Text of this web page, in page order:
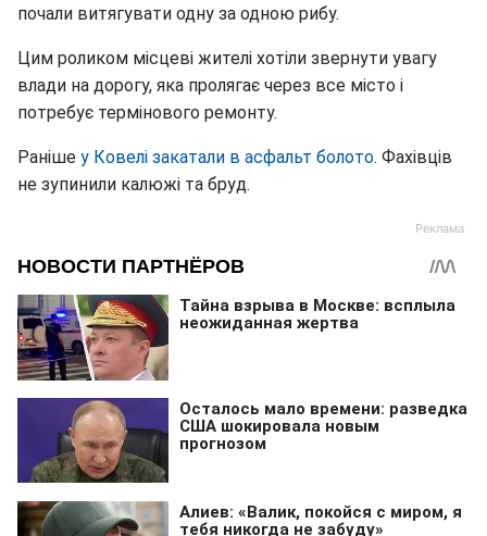
почали витягувати одну за одною рибу.
Цим роликом місцеві жителі хотіли звернути увагу
влади на дорогу, яка пролягає через все місто і
потребує термінового ремонту.
Раніше у Ковелі закатали в асфальт болото. Фахівців
не зупинили калюжі та бруд.